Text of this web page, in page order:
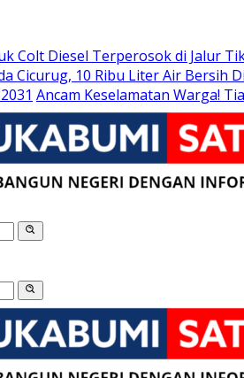
Colt Diesel Terperosok di Jalur
Cicurug, 10 Ribu Liter Air Bersih
Ancam Keselamatan Warga!